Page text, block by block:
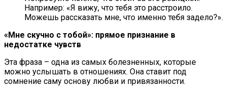
Например: «Я вижу, что тебя это расстроило.
Можешь рассказать мне, что именно тебя задело?».
«Мне скучно с тобой»: прямое признание в
недостатке чувств
Эта фраза – одна из самых болезненных, которые
можно услышать в отношениях. Она ставит под
сомнение саму основу любви и привязанности.